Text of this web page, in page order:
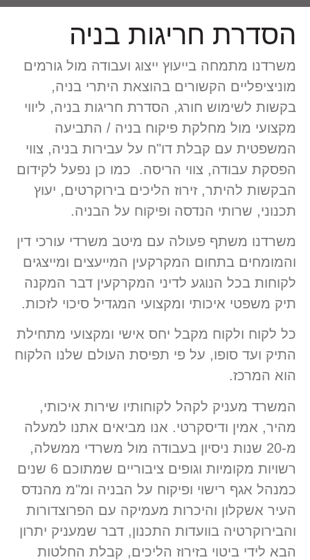
הסדרת חריגות בניה
משרדנו מתמחה בייעוץ ייצוג ועבודה מול גורמים
מוניציפליים הקשורים בהוצאת היתרי בניה,
בקשות לשימוש חורג, הסדרת חריגות בניה, ליווי
מקצועי מול מחלקת פיקוח בניה / התביעה
המשפטית עם קבלת דו"ח על עבירות בניה, צווי
הפסקת עבודה, צווי הריסה. כמו כן נפעל לקידום
הבקשות להיתר, זירוז הליכים בירוקרטים, יעוץ
תכנוני, שרותי הנדסה ופיקוח על הבניה.
משרדנו משתף פעולה עם מיטב משרדי עורכי דין
והמומחים בתחום המקרקעין המייעצים ומייצגים
לקוחות בכל הנוגע לדיני המקרקעין דבר המקנה
תיק משפטי איכותי ומקצועי המגדיל סיכוי לזכות.
כל לקוח ולקוח מקבל יחס אישי ומקצועי מתחילת
התיק ועד סופו, על פי תפיסת העולם שלנו הלקוח
הוא המרכז.
המשרד מעניק לקהל לקוחותיו שירות איכותי,
מהיר, אמין ודיסקרטי. אנו מביאים אתנו למעלה
מ-20 שנות ניסיון בעבודה מול משרדי ממשלה,
רשויות מקומיות וגופים ציבוריים שמתוכם 6 שנים
כמנהל אגף רישוי ופיקוח על הבניה ומ"מ מהנדס
העיר אשקלון והיכרות מעמיקה עם הפרוצדורות
והבירוקרטיה בוועדות התכנון, דבר שמעניק יתרון
הבא לידי ביטוי בזירוז הליכים, קבלת החלטות